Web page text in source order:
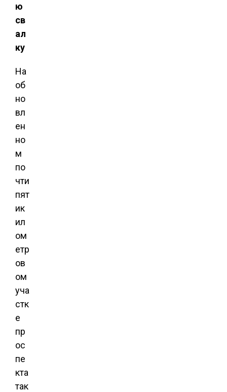
ю
св
ал
ку
На
об
но
вл
ен
но
м
по
чти
пят
ик
ил
ом
етр
ов
ом
уча
стк
е
пр
ос
пе
кта
так